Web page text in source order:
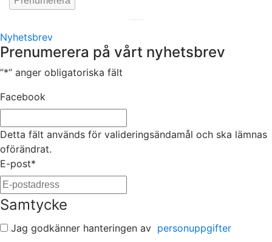
Nyhetsbrev
Prenumerera på vårt nyhetsbrev
”*” anger obligatoriska fält
Facebook
Detta fält används för valideringsändamål och ska lämnas
oförändrat.
E-post*
Samtycke
Jag godkänner hanteringen av personuppgifter